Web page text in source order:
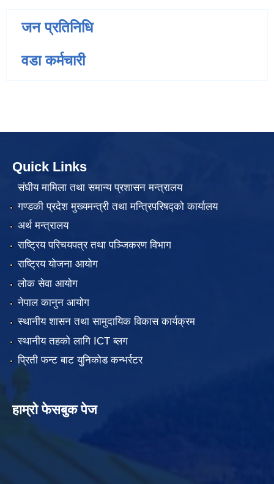
जन प्रतिनिधि
वडा कर्मचारी
Quick Links
संघीय मामिला तथा समान्य प्रशासन मन्त्रालय
गण्डकी प्रदेश मुख्यमन्त्री तथा मन्त्रिपरिषद्को कार्यालय
अर्थ मन्त्रालय
राष्ट्रिय परिचयपत्र तथा पञ्जिकरण विभाग
राष्ट्रिय योजना आयोग
लोक सेवा आयोग
नेपाल कानुन आयोग
स्थानीय शासन तथा सामुदायिक विकास कार्यक्रम
स्थानीय तहको लागि ICT ब्लग
प्रिती फन्ट बाट युनिकोड कन्भर्रटर
हाम्रो फेसबुक पेज